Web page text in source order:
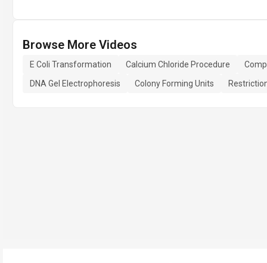
Browse More Videos
E Coli Transformation Calcium Chloride Procedure
DNA Gel Electrophoresis
Colony Forming Units